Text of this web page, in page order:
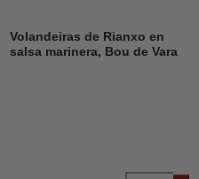
DESCUENTO 23%
Volandeiras de Rianxo en
salsa marinera, Bou de Vara